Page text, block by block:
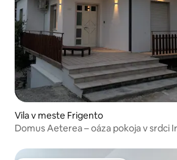
Vila v meste Frigento
Domus Aeterea – oáza pokoja v srdci